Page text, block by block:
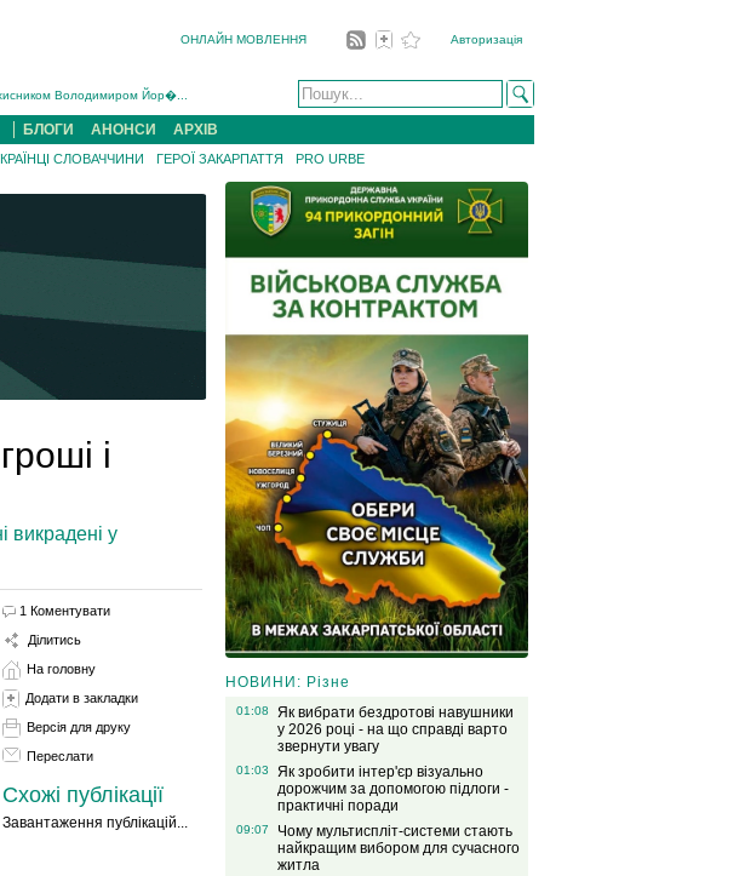
ОНЛАЙН МОВЛЕННЯ Авторизація
Володимиром Йор�...
Югасом, який два роки �...
Гербея (ФОТО)[/gree...
(ФОТО)...
13 людей (ФОТО)...
БЛОГИ АНОНСИ АРХІВ
СЛОВАЧЧИНИ ГЕРОЇ ЗАКАРПАТТЯ PRO URBE
і
викрадені у
1 Коментувати
Ділитись
На головну
Додати в закладки
Версія для друку
Переслати
Схожі публікації
Завантаження публікацій...
НОВИНИ: Різне
01:08
Як вибрати бездротові навушники
у 2026 році - на що справді варто
звернути увагу
01:03
Як зробити інтер'єр візуально
дорожчим за допомогою підлоги -
практичні поради
09:07
Чому мультиспліт-системи стають
найкращим вибором для сучасного
житла